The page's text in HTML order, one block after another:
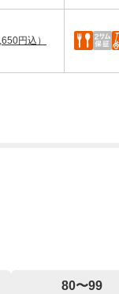
円込）
80〜99